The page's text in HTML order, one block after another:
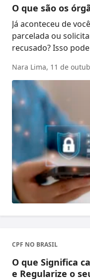
O que são os
Já aconteceu de
parcelada ou
recusado? Isso
Nara Lima, 11 de
CPF NO BRASIL
O que Significa
e Regularize o